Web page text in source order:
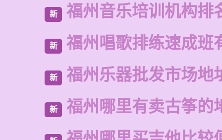
新 福州音乐培训机构排
新 福州唱歌排练速成班
新 福州乐器批发市场地
新 福州哪里有卖古筝的